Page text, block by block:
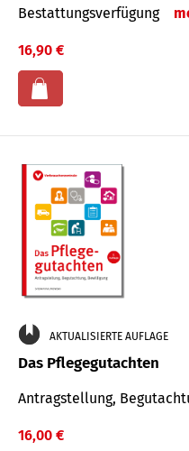
Bestat­tungs­ver­fügung
16,90 €
AKTUALISIERTE AUFLAGE
Das Pflegegutachten
Antragstellung,
16,00 €